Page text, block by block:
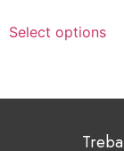
Select options